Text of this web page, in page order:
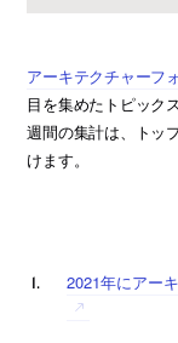
アーキテクチャーフ
目を集めたトピック
週間の集計は、トッ
けます。
2021年にアー